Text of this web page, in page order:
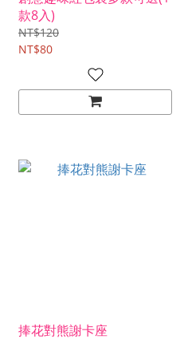
款8入)
NT$120
NT$80
捧花對熊謝卡座